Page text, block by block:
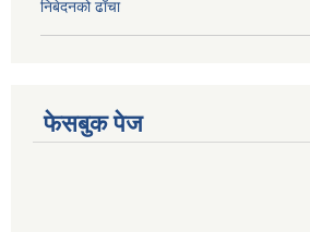
निबेदनको ढाँचा
फेसबुक पेज